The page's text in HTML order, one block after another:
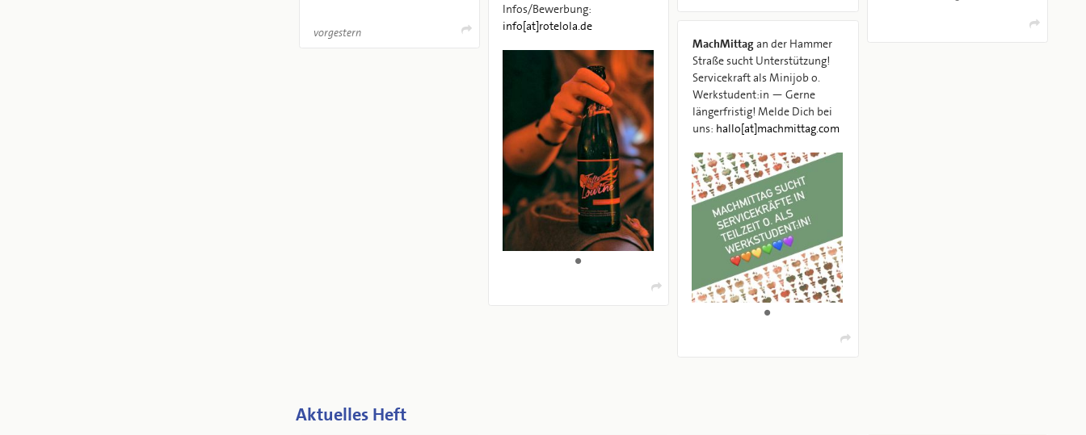
vorgestern
Infos/Bewerbung:
info[at]rotelola.de
MachMittagan der Hammer
Straße sucht Unterstützung!
Servicekraft als Minijob o.
Werkstudent:in — Gerne
längerfristig! Melde Dich bei
uns: hallo[at]machmittag.com
Aktuelles Heft